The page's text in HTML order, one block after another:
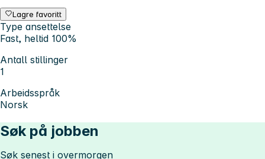
Lagre favoritt
Type ansettelse
Fast, heltid 100%
Antall stillinger
1
Arbeidsspråk
Norsk
Søk på jobben
Søk senest i overmorgen